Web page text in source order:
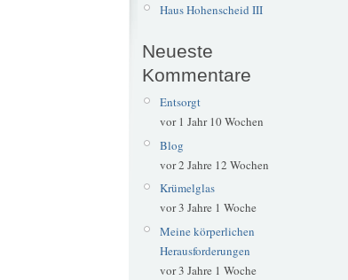
Haus Hohenscheid III
Neueste
Kommentare
Entsorgt
vor 1 Jahr 10 Wochen
Blog
vor 2 Jahre 12 Wochen
Krümelglas
vor 3 Jahre 1 Woche
Meine körperlichen
Herausforderungen
vor 3 Jahre 1 Woche